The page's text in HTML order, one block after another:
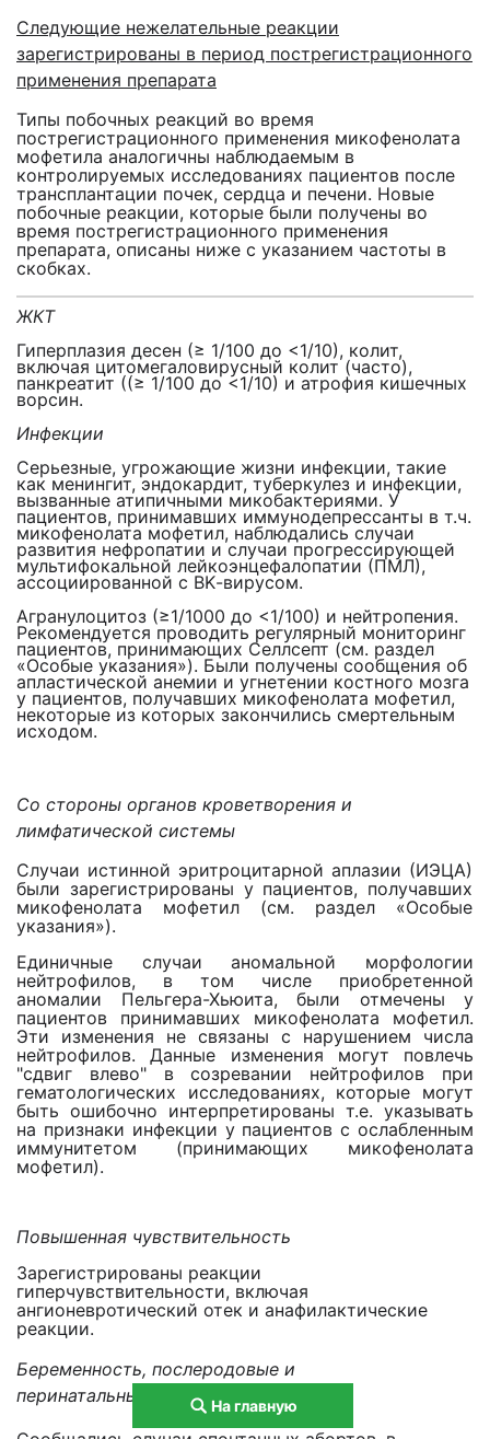
Следующие нежелательные реакции
зарегистрированы в период пострегистрационного
применения препарата
Типы побочных реакций во время
пострегистрационного применения микофенолата
мофетила аналогичны наблюдаемым в
контролируемых исследованиях пациентов после
трансплантации почек, сердца и печени. Новые
побочные реакции, которые были получены во
время пострегистрационного применения
препарата, описаны ниже с указанием частоты в
скобках.
ЖКТ
Гиперплазия десен (≥ 1/100 до <1/10), колит,
включая цитомегаловирусный колит (часто),
панкреатит ((≥ 1/100 до <1/10) и атрофия кишечных
ворсин.
Инфекции
Серьезные, угрожающие жизни инфекции, такие
как менингит, эндокардит, туберкулез и инфекции,
вызванные атипичными микобактериями. У
пациентов, принимавших иммунодепрессанты в т.ч.
микофенолата мофетил, наблюдались случаи
развития нефропатии и случаи прогрессирующей
мультифокальной лейкоэнцефалопатии (ПМЛ),
ассоциированной с BK-вирусом.
Агранулоцитоз (≥1/1000 до <1/100) и нейтропения.
Рекомендуется проводить регулярный мониторинг
пациентов, принимающих Селлсепт (см. раздел
«Особые указания»). Были получены сообщения об
апластической анемии и угнетении костного мозга
у пациентов, получавших микофенолата мофетил,
некоторые из которых закончились смертельным
исходом.
Со стороны органов кроветворения и
лимфатической системы
Случаи истинной эритроцитарной аплазии (ИЭЦА)
были зарегистрированы у пациентов, получавших
микофенолата мофетил (см. раздел «Особые
указания»).
Единичные случаи аномальной морфологии
нейтрофилов, в том числе приобретенной
аномалии Пельгера-Хьюита, были отмечены у
пациентов принимавших микофенолата мофетил.
Эти изменения не связаны с нарушением числа
нейтрофилов. Данные изменения могут повлечь
"сдвиг влево" в созревании нейтрофилов при
гематологических исследованиях, которые могут
быть ошибочно интерпретированы т.е. указывать
на признаки инфекции у пациентов с ослабленным
иммунитетом (принимающих микофенолата
мофетил).
Повышенная чувствительность
Зарегистрированы реакции
гиперчувствительности, включая
ангионевротический отек и анафилактические
реакции.
Беременность, послеродовые и
перинатальные состояния:На главную